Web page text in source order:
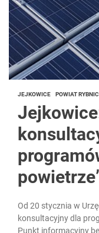
JEJKOWICE POWIAT
Od 20 stycznia w
konsultacyjny dla
Punkt informacyjny